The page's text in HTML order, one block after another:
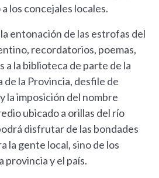
los concejales locales.
entonación de las estrofas del
recordatorios, poemas,
la biblioteca de parte de la
la Provincia, desfile de
la imposición del nombre
ubicado a orillas del río
disfrutar de las bondades
la gente local, sino de los
provincia y el país.